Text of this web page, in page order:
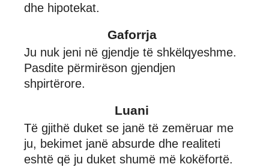
dhe hipotekat.
Gaforrja
Ju nuk jeni në gjendje të shkëlqyeshme.
Pasdite përmirëson gjendjen
shpirtërore.
Luani
Të gjithë duket se janë të zemëruar me
ju, bekimet janë absurde dhe realiteti
eshtë që ju duket shumë më kokëfortë.